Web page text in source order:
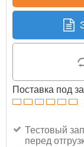
Поставка под
Тестовый
перед